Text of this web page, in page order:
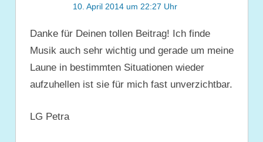
10. April 2014 um 22:27 Uhr
Danke für Deinen tollen Beitrag! Ich finde
Musik auch sehr wichtig und gerade um meine
Laune in bestimmten Situationen wieder
aufzuhellen ist sie für mich fast unverzichtbar.
LG Petra